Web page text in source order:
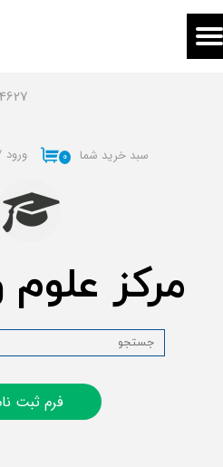
مرکز
۰ سبد خرید شما ورود
حساب کاربری من
خروج از حساب کاربری
فرم ثبت